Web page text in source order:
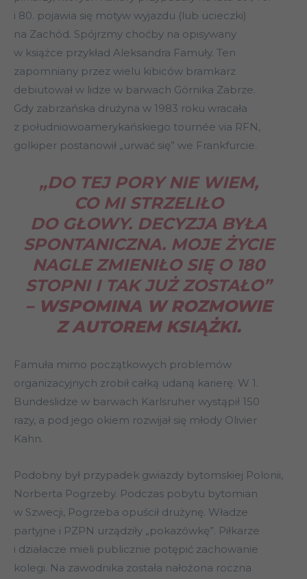
i 80. pojawia się motyw wyjazdu (lub ucieczki)
na Zachód. Spójrzmy choćby na opisywany
w książce przykład Aleksandra Famuły. Ten
zapomniany przez wielu kibiców bramkarz
debiutował w lidze w barwach Górnika Zabrze.
Gdy zabrzańska drużyna w 1983 roku wracała
z południowoamerykańskiego tournée via RFN,
golkiper postanowił „urwać się” we Frankfurcie.
„DO TEJ PORY NIE WIEM,
CO MI STRZELIŁO
DO GŁOWY. DECYZJA BYŁA
SPONTANICZNA. MOJE ŻYCIE
NAGLE ZMIENIŁO SIĘ O 180
STOPNI I TAK JUŻ ZOSTAŁO”
– WSPOMINA W ROZMOWIE
Z AUTOREM KSIĄŻKI.
Famuła mimo początkowych problemów
organizacyjnych zrobił całką udaną karierę. W 1.
Bundeslidze w barwach Karlsruher wystąpił 150
razy, a pod jego okiem rozwijał się młody Olivier
Kahn.
Podobny był przypadek gwiazdy bytomskiej Polonii,
Norberta Pogrzeby. Podczas pobytu bytomian
w Szwecji, Pogrzeba opuścił drużynę. Władze
partyjne i PZPN urządziły „pokazówkę”. Piłkarze
i działacze mieli publicznie potępić zachowanie
kolegi. Na zawodnika została nałożona roczna